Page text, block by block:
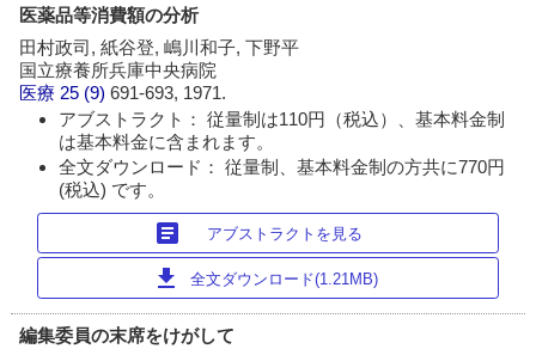
医薬品等消費額の分析
田村政司, 紙谷登, 嶋川和子, 下野平
国立療養所兵庫中央病院
医療 25 (9)691-693, 1971.
アブストラクト： 従量制は110円（税込）、基本料金制
は基本料金に含まれます。
全文ダウンロード： 従量制、基本料金制の方共に770円
(税込) です。
article アブストラクトを見る
download 全文ダウンロード(1.21MB)
編集委員の末席をけがして